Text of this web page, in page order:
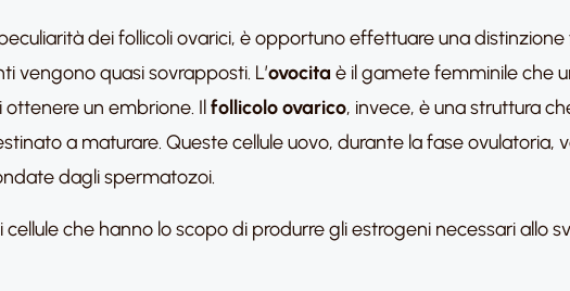
dei follicoli ovarici, è opportuno effettuare una distinzione
vengono quasi sovrapposti. L’ovocita è il gamete femminile che
un embrione. Ilfollicolo ovarico, invece, è una struttura
a maturare. Queste cellule uovo, durante la fase ovulatoria,
dagli spermatozoi.
che hanno lo scopo di produrre gli estrogeni necessari allo